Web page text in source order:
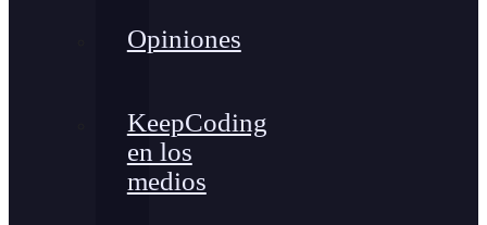
Opiniones
KeepCoding
en los
medios